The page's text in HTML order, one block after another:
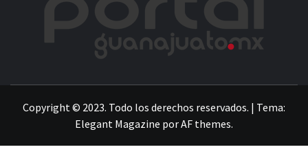
Copyright © 2023. Todo los derechos reservados. | Tema:
Elegant Magazine porAF themes.